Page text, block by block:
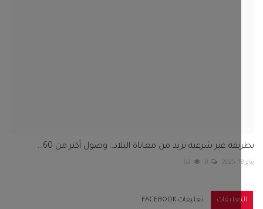
غير شرعية تزيد من معاناة البلاد.. وصول أكثر من 60...
0
62
تعليقات FACEBOOK